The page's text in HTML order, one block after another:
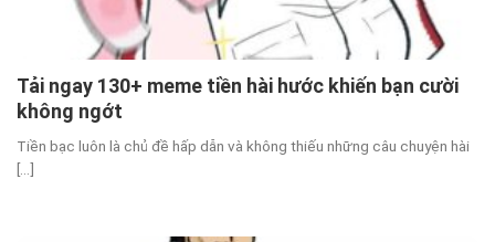
Tải ngay 130+ meme tiền hài hước khiến bạn cười
không ngớt
Tiền bạc luôn là chủ đề hấp dẫn và không thiếu những câu chuyện hài
[...]